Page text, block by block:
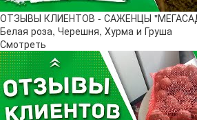
ОТЗЫВЫ КЛИЕНТОВ - САЖЕНЦЫ
Белая роза, Черешня, Хурма и Груша
Смотреть